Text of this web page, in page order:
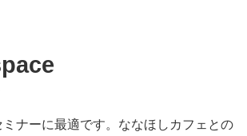
ナーに最適です。ななほしカフェとの